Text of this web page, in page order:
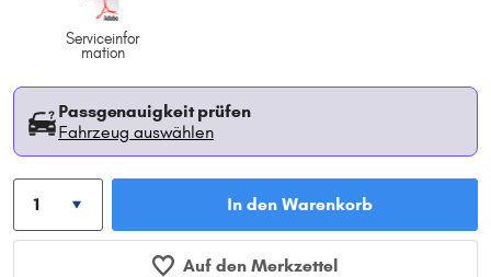
Serviceinfor
mation
Passgenauigkeit prüfen
Fahrzeug auswählen
In den Warenkorb
Auf den Merkzettel